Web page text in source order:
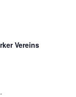
Vereins